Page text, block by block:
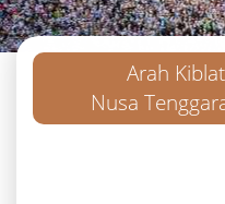
Arah Kiblat
Nusa